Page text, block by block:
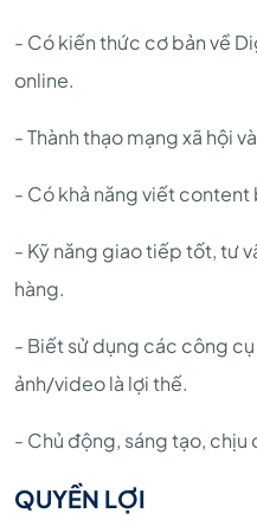
- Có kiến thức cơ bản về
online.
- Thành thạo mạng xã hội
- Có khả năng viết
- Kỹ năng giao tiếp tốt, tư
hàng.
- Biết sử dụng các công
ảnh/video là lợi thế.
- Chủ động, sáng tạo, chịu
QUYỀN LỢI